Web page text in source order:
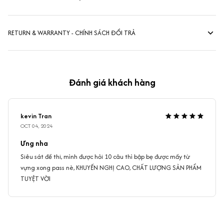
RETURN & WARRANTY - CHÍNH SÁCH ĐỔI TRẢ
Đánh giá khách hàng
kevin Tran
OCT 04, 2024
Ưng nha
Siêu sát đề thi, mình được hỏi 10 câu thì bập bẹ được mấy từ
vựng xong pass nè, KHUYẾN NGHỊ CAO, CHẤT LƯỢNG SẢN PHẨM
TUYỆT VỜI